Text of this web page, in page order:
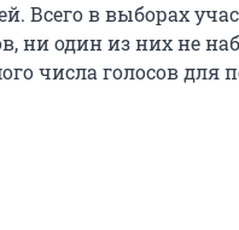
Всего в выборах
ни один из них не
числа голосов для